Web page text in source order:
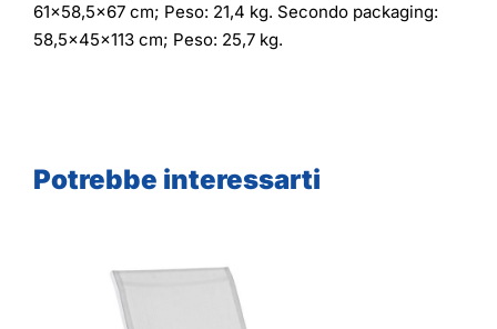
61x58,5x67 cm; Peso: 21,4 kg. Secondo packaging:
58,5x45x113 cm; Peso: 25,7 kg.
Potrebbe interessarti